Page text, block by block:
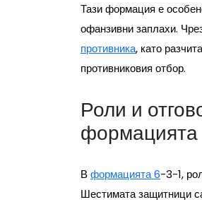
Тази формация е
офанзивни заплахи.
противника, като
противниковия отбор.
Роли и
формацията
Вформацията 6-3-1,
Шестимата защитници